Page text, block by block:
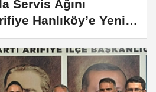
Servis Ağını
Hanlıköy’e Yeni